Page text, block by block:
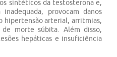
sintéticos da testosterona e,
provocam danos
hipertensão arterial, arritmias,
morte súbita. Além disso,
hepáticas e insuficiência